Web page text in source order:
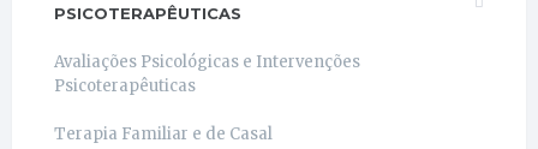
PSICOTERAPÊUTICAS
Avaliações Psicológicas e Intervenções
Psicoterapêuticas
Terapia Familiar e de Casal